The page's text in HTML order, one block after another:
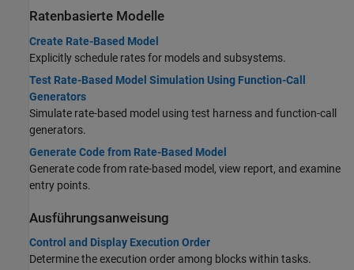
Ratenbasierte Modelle
Create Rate-Based Model
Explicitly schedule rates for models and subsystems.
Test Rate-Based Model Simulation Using Function-Call
Generators
Simulate rate-based model using test harness and function-call
generators.
Generate Code from Rate-Based Model
Generate code from rate-based model, view report, and examine
entry points.
Ausführungsanweisung
Control and Display Execution Order
Determine the execution order among blocks within tasks.